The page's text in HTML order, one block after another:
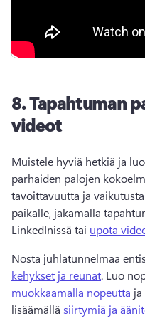
8.Tapahtuman
videot
Muistele hyviä hetkiä ja
parhaiden palojen
tavoittavuutta ja
paikalle, jakamalla
LinkedInissä tai upota
Nosta juhlatunnelmaa
kehykset ja reunat. Luo
muokkaamalla nopeutta
lisäämällä siirtymiä ja